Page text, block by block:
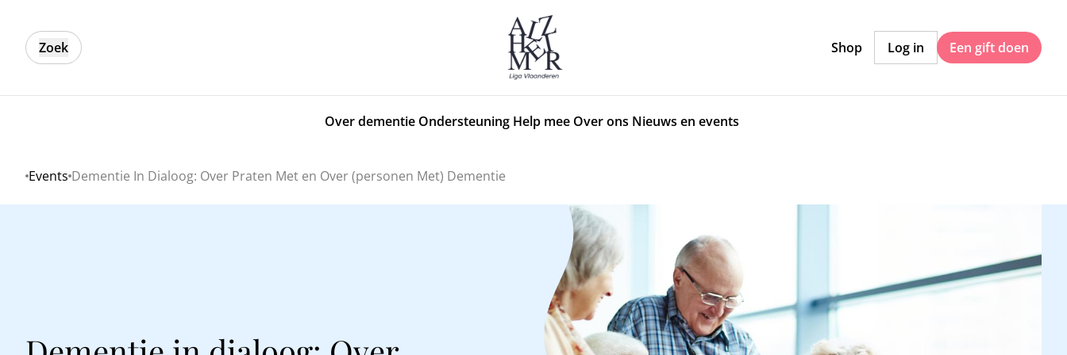
Zoek Shop Log in Een gift doen
Over dementie Ondersteuning Help mee Over ons Nieuws en events
Home
Events Dementie In Dialoog: Over Praten Met en Over (personen Met) Dementie